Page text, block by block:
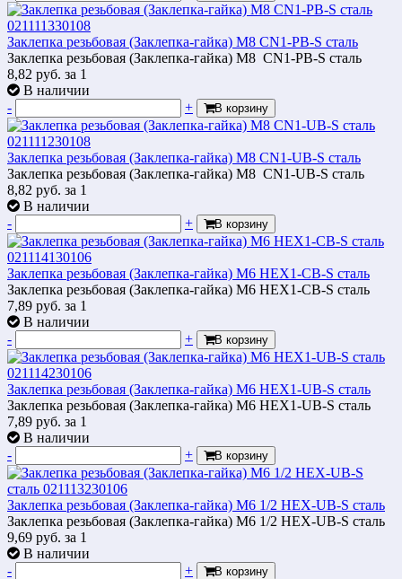
Заклепка резьбовая (Заклепка-гайка) М8 CN1-РB-S сталь
Заклепка резьбовая (Заклепка-гайка) М8 CN1-РB-S сталь
8,82 руб. за 1
В наличии
-
+ В корзину
Заклепка резьбовая (Заклепка-гайка) М8 CN1-UB-S сталь
Заклепка резьбовая (Заклепка-гайка) М8 CN1-UB-S сталь
8,82 руб. за 1
В наличии
-
+ В корзину
Заклепка резьбовая (Заклепка-гайка) М6 HEX1-СB-S сталь
Заклепка резьбовая (Заклепка-гайка) М6 HEX1-СB-S сталь
7,89 руб. за 1
В наличии
-
+ В корзину
Заклепка резьбовая (Заклепка-гайка) М6 HEX1-UB-S сталь
Заклепка резьбовая (Заклепка-гайка) М6 HEX1-UB-S сталь
7,89 руб. за 1
В наличии
-
+ В корзину
Заклепка резьбовая (Заклепка-гайка) М6 1/2 HEX-UB-S сталь
Заклепка резьбовая (Заклепка-гайка) М6 1/2 HEX-UB-S сталь
9,69 руб. за 1
В наличии
-
+ В корзину